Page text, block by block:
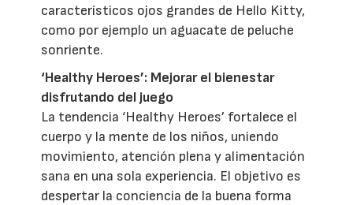
característicos ojos grandes de Hello Kitty,
como por ejemplo un aguacate de peluche
sonriente.
‘Healthy Heroes’: Mejorar el bienestar
disfrutando del juego
La tendencia ‘Healthy Heroes’ fortalece el
cuerpo y la mente de los niños, uniendo
movimiento, atención plena y alimentación
sana en una sola experiencia. El objetivo es
despertar la conciencia de la buena forma